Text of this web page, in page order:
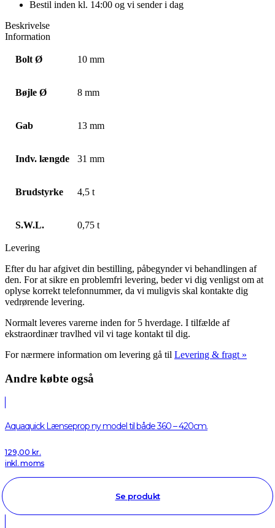
Bestil inden kl. 14:00 og vi sender i dag
Beskrivelse
Information
Bolt Ø 10 mm
Bøjle Ø 8 mm
Gab 13 mm
Indv. længde 31 mm
Brudstyrke 4,5 t
S.W.L. 0,75 t
Levering
Efter du har afgivet din bestilling, påbegynder vi behandlingen af
den. For at sikre en problemfri levering, beder vi dig venligst om at
oplyse korrekt telefonnummer, da vi muligvis skal kontakte dig
vedrørende levering.
Normalt leveres varerne inden for 5 hverdage. I tilfælde af
ekstraordinær travlhed vil vi tage kontakt til dig.
For nærmere information om levering gå til Levering & fragt »
Andre købte også
Aquaquick Lænseprop ny model til både 360 – 420cm.
129,00 kr.
inkl. moms
Se produkt